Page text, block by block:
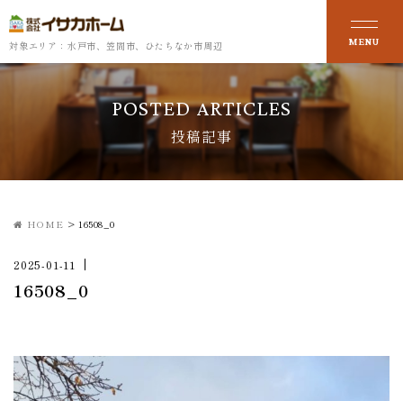
対象エリア：水戸市、笠間市、ひたちなか市周辺
POSTED ARTICLES
投稿記事
HOME > 16508_0
2025-01-11
16508_0